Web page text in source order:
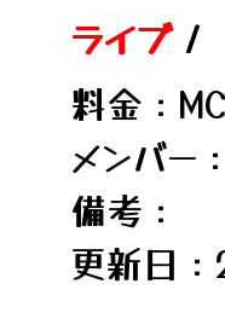
ライブ/
料金：
メンバ
備考：
更新日